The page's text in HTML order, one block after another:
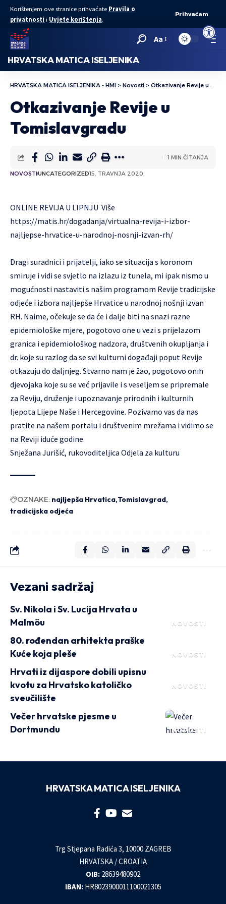
Korištenjem ove stranice prihvaćate Pravila o
privatnosti i Uvjete korištenja.
Prihvaćam
Aa
HRVATSKA MATICA ISELJENIKA
HRVATSKA MATICA ISELJENIKA - HMI > Novosti > Otkazivanje Revije u Tomislavgradu
Otkazivanje Revije u
Tomislavgradu
NOVOSTIUNCATEGORIZED15. TRAVNJA 2020.
1 MIN ČITANJA
ONLINE REVIJA U LIPNJU Više
https://matis.hr/dogadanja/virtualna-revija-i-izbor-
najljepse-hrvatice-u-narodnoj-nosnji-izvan-rh/
Dragi suradnici i prijatelji, iako se situacija s koronom
smiruje i vidi se svjetlo na izlazu iz tunela, mi ipak nismo u
mogućnosti nastaviti s našim programom Revije tradicijske
odjeće i izbora najljepše Hrvatice u narodnoj nošnji izvan
RH. Naime, očekuje se da će i dalje biti na snazi razne
epidemiološke mjere, pogotovo one u vezi s prijelazom
granica i epidemiološkog nadzora, društvenih okupljanja i
dr. koje su razlog da se svi kulturni događaji poput Revije
otkazuju do daljnjeg. Stvarno nam je žao, pogotovo onih
djevojaka koje su se već prijavile i s veseljem se pripremale
za Reviju, druženje i upoznavanje prirodnih i kulturnih
ljepota Lijepe Naše i Hercegovine. Pozivamo vas da nas
pratite na našem portalu i društvenim mrežama i vidimo se
na Reviji iduće godine.
Snježana Jurišić, rukovoditeljica Odjela za kulturu
OZNAKE: najljepša Hrvatica Tomislavgrad
tradicijska odjeća
Vezani sadržaj
NOVOSTI
Sv. Nikola i Sv. Lucija Hrvata u
Malmöu
NOVOSTI
80. rođendan arhitekta praške
Kuće koja pleše
NOVOSTI
Hrvati iz dijaspore dobili upisnu
kvotu za Hrvatsko katoličko
sveučilište
NOVOSTI
Večer hrvatske pjesme u
Dortmundu
HRVATSKA MATICA ISELJENIKA
Trg Stjepana Radića 3, 10000 ZAGREB
HRVATSKA / CROATIA
OIB: 28639480902
IBAN: HR8023900011100021305
Open